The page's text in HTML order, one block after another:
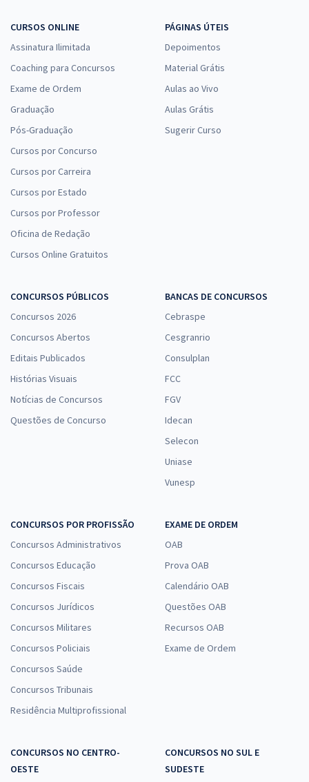
CURSOS ONLINE
Assinatura Ilimitada
Coaching para Concursos
Exame de Ordem
Graduação
Pós-Graduação
Cursos por Concurso
Cursos por Carreira
Cursos por Estado
Cursos por Professor
Oficina de Redação
Cursos Online Gratuitos
PÁGINAS ÚTEIS
Depoimentos
Material Grátis
Aulas ao Vivo
Aulas Grátis
Sugerir Curso
CONCURSOS PÚBLICOS
Concursos 2026
Concursos Abertos
Editais Publicados
Histórias Visuais
Notícias de Concursos
Questões de Concurso
BANCAS DE CONCURSOS
Cebraspe
Cesgranrio
Consulplan
FCC
FGV
Idecan
Selecon
Uniase
Vunesp
CONCURSOS POR PROFISSÃO
Concursos Administrativos
Concursos Educação
Concursos Fiscais
Concursos Jurídicos
Concursos Militares
Concursos Policiais
Concursos Saúde
Concursos Tribunais
Residência Multiprofissional
EXAME DE ORDEM
OAB
Prova OAB
Calendário OAB
Questões OAB
Recursos OAB
Exame de Ordem
CONCURSOS NO CENTRO-
OESTE
CONCURSOS NO SUL E
SUDESTE